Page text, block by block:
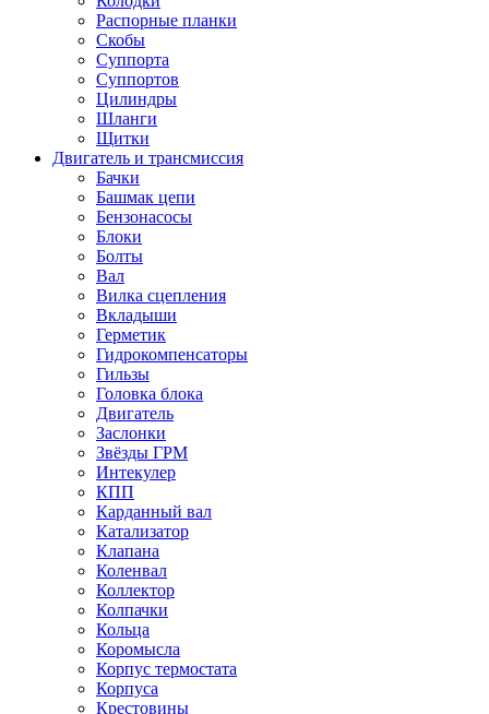
Распорные планки
Скобы
Суппорта
Суппортов
Цилиндры
Шланги
Щитки
Двигатель и трансмиссия
Бачки
Башмак цепи
Бензонасосы
Блоки
Болты
Вал
Вилка сцепления
Вкладыши
Герметик
Гидрокомпенсаторы
Гильзы
Головка блока
Двигатель
Заслонки
Звёзды ГРМ
Интекулер
КПП
Карданный вал
Катализатор
Клапана
Коленвал
Коллектор
Колпачки
Кольца
Коромысла
Корпус термостата
Корпуса
Крестовины